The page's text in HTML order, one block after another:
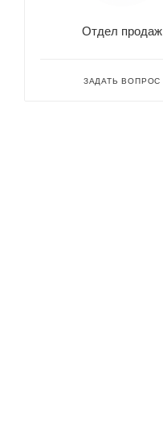
Отдел продаж
ЗАДАТЬ ВОПРОС